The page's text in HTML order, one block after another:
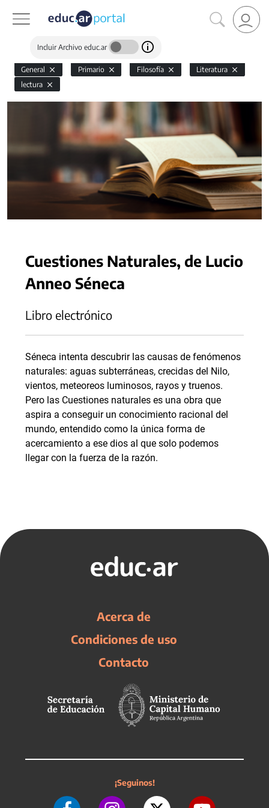
Incluir Archivo educ.ar
General Primario Filosofía
Literatura
lectura
Cuestiones Naturales, de Lucio
Anneo Séneca
Libro electrónico
Séneca intenta descubrir las causas de fenómenos
naturales: aguas subterráneas, crecidas del Nilo,
vientos, meteoreos luminosos, rayos y truenos.
Pero las Cuestiones naturales es una obra que
aspira a conseguir un conocimiento racional del
mundo, entendido como la única forma de
acercamiento a ese dios al que solo podemos
llegar con la fuerza de la razón.
Acerca de
Condiciones de uso
Contacto
¡Seguinos!